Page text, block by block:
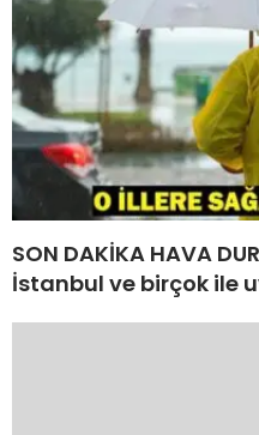
SON DAKİKA HAVA
İstanbul ve birçok ile